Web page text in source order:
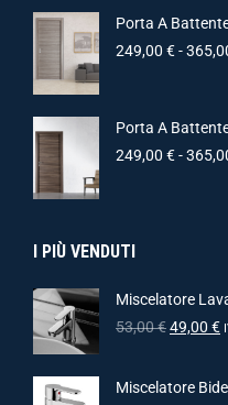
Porta A
249,00 €-
Porta A
249,00 €-
I PIÙ VENDUTI
Miscelatore
53,00€49,00 €
Miscelatore